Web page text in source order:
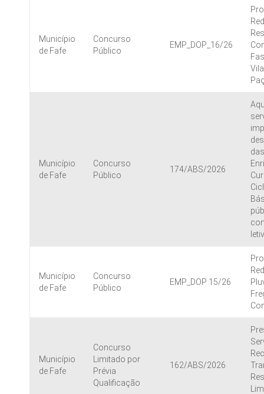
Município
de Fafe
Concurso
Público
EMP_DOP_16/26
Município
de Fafe
Concurso
Público
174/ABS/2026
Município
de Fafe
Concurso
Público
EMP_DOP 15/26
Município
de Fafe
Concurso
Limitado por
Prévia
Qualificação
162/ABS/2026